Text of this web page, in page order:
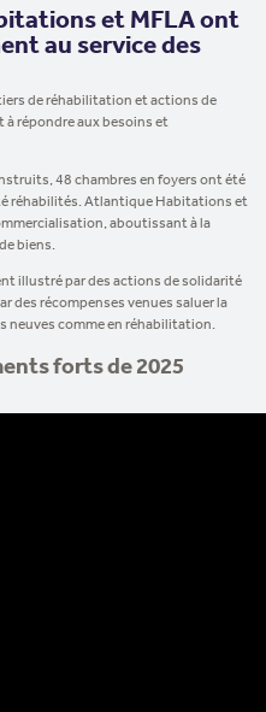
et MFLA ont
au service des
de réhabilitation et actions de
répondre aux besoins et
48 chambres en foyers ont été
réhabilités. Atlantique Habitations et
aboutissant à la
biens.
illustré par des actions de solidarité
des récompenses venues saluer la
neuves comme en réhabilitation.
forts de 2025